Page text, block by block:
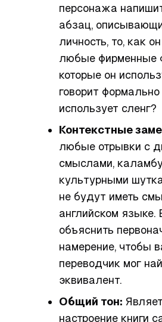
персонажа
абзац,
личность, то, как
любые фирменные
которые он
говорит
использует сленг?
Контекстные
любые отрывки с
смыслами,
культурными
не будут иметь
английском
объяснить
намерение, чтобы
переводчик мог
эквивалент.
Общий тон:
настроение книги